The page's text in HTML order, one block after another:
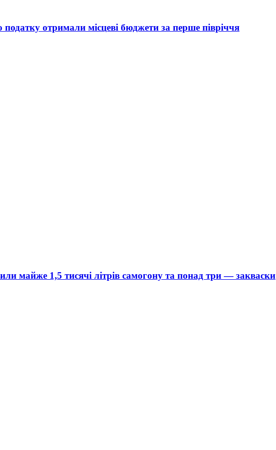
отримали місцеві бюджети за перше півріччя
майже 1,5 тисячі літрів самогону та понад три — закваски